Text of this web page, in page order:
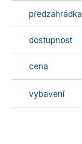
předzahrádka
dostupnost
cena
vybavení